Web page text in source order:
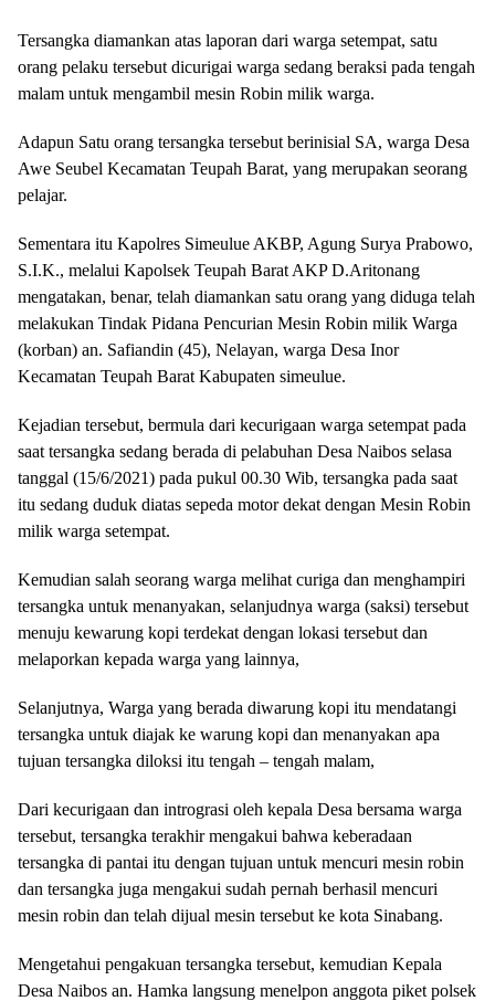
Tersangka diamankan atas laporan dari warga setempat, satu
orang pelaku tersebut dicurigai warga sedang beraksi pada tengah
malam untuk mengambil mesin Robin milik warga.
Adapun Satu orang tersangka tersebut berinisial SA, warga Desa
Awe Seubel Kecamatan Teupah Barat, yang merupakan seorang
pelajar.
Sementara itu Kapolres Simeulue AKBP, Agung Surya Prabowo,
S.I.K., melalui Kapolsek Teupah Barat AKP D.Aritonang
mengatakan, benar, telah diamankan satu orang yang diduga telah
melakukan Tindak Pidana Pencurian Mesin Robin milik Warga
(korban) an. Safiandin (45), Nelayan, warga Desa Inor
Kecamatan Teupah Barat Kabupaten simeulue.
Kejadian tersebut, bermula dari kecurigaan warga setempat pada
saat tersangka sedang berada di pelabuhan Desa Naibos selasa
tanggal (15/6/2021) pada pukul 00.30 Wib, tersangka pada saat
itu sedang duduk diatas sepeda motor dekat dengan Mesin Robin
milik warga setempat.
Kemudian salah seorang warga melihat curiga dan menghampiri
tersangka untuk menanyakan, selanjudnya warga (saksi) tersebut
menuju kewarung kopi terdekat dengan lokasi tersebut dan
melaporkan kepada warga yang lainnya,
Selanjutnya, Warga yang berada diwarung kopi itu mendatangi
tersangka untuk diajak ke warung kopi dan menanyakan apa
tujuan tersangka diloksi itu tengah – tengah malam,
Dari kecurigaan dan intrograsi oleh kepala Desa bersama warga
tersebut, tersangka terakhir mengakui bahwa keberadaan
tersangka di pantai itu dengan tujuan untuk mencuri mesin robin
dan tersangka juga mengakui sudah pernah berhasil mencuri
mesin robin dan telah dijual mesin tersebut ke kota Sinabang.
Mengetahui pengakuan tersangka tersebut, kemudian Kepala
Desa Naibos an. Hamka langsung menelpon anggota piket polsek